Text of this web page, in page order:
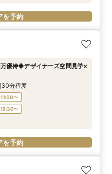
を予約
優待◆デザイナーズ空間見学×
30分程度
11:00〜
15:30〜
を予約